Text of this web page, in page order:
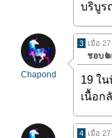
บริบูร
Chapond
3 เมื่อ
19 ใ
เนื้อก
4 เมื่อ